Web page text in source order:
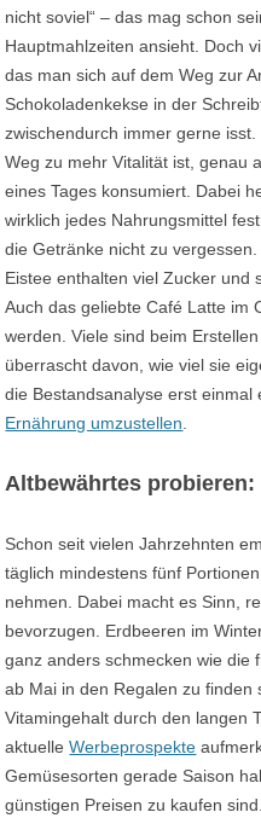
nicht soviel“ – das mag schon
Hauptmahlzeiten ansieht. Doch
das man sich auf dem Weg zur
Schokoladenkekse in der
zwischendurch immer gerne
Weg zu mehr Vitalität ist, genau
eines Tages konsumiert. Dabei
wirklich jedes Nahrungsmittel
die Getränke nicht zu
Eistee enthalten viel Zucker und
Auch das geliebte Café Latte im
werden. Viele sind beim
überrascht davon, wie viel sie
die Bestandsanalyse erst
Ernährung umzustellen
Altbewährtes probieren:
Schon seit vielen Jahrzehnten
täglich mindestens fünf
nehmen. Dabei macht es Sinn,
bevorzugen. Erdbeeren im
ganz anders schmecken wie die
ab Mai in den Regalen zu finden
Vitamingehalt durch den langen
aktuelleWerbeprospekte
Gemüsesorten gerade Saison
günstigen Preisen zu kaufen